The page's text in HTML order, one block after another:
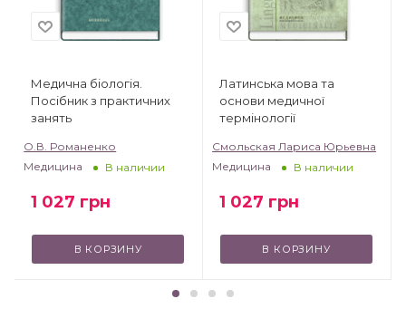
Медична біологія.
Посібник з практичних
занять
О.В. Романенко
Медицина
В наличии
1 027 грн
В КОРЗИНУ
Латинська мова та
основи медичної
термінології
Смольская Лариса Юрьевна
Медицина
В наличии
1 027 грн
В КОРЗИНУ